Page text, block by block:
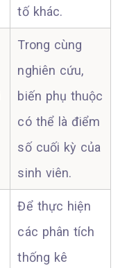
tố khác.
Trong cùng
nghiên cứu,
biến phụ thuộc
có thể là điểm
số cuối kỳ của
sinh viên.
Để thực hiện
các phân tích
thống kê